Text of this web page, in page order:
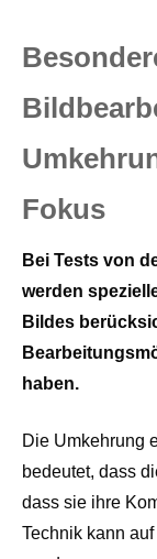
Fokus
Bei Tests von
werden
Bildes
haben.
Die Umkehrung
bedeutet, dass
dass sie ihre
Technik kann